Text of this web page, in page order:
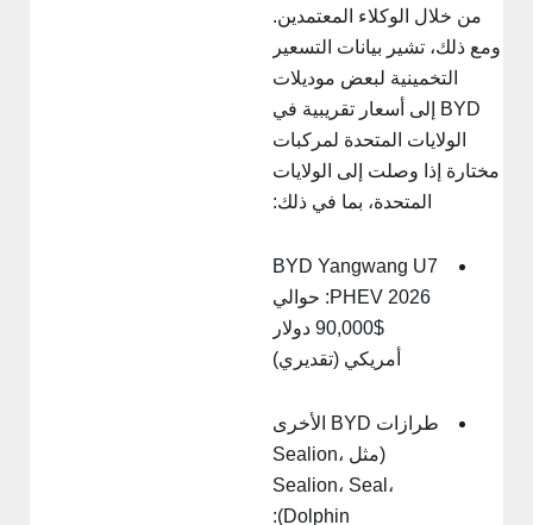
من خلال الوكلاء المعتمدين.
ذلك، تشير بيانات التسعير
التخمينية لبعض موديلات
BYD إلى أسعار تقريبية في
الولايات المتحدة لمركبات
مختارة إذا وصلت إلى الولايات
المتحدة، بما في ذلك:
BYD Yangwang U7
PHEV 2026: حوالي
$90,000 دولار
أمريكي (تقديري)
طرازات BYD الأخرى
(مثل Sealion،
Sealion، Seal،
Dolphin):